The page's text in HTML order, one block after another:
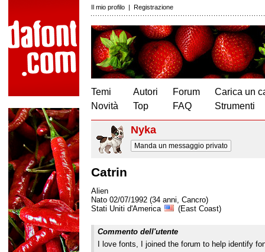
Il mio profilo | Registrazione
Temi
Novità
Autori
Top
Forum
FAQ
Carica un
Strumenti
Nyka
Manda un messaggio privato
Catrin
Alien
Nato 02/07/1992 (34 anni, Cancro)
Stati Uniti d'America
(East Coast)
Commento dell'utente
I love fonts, I joined the forum to help identify